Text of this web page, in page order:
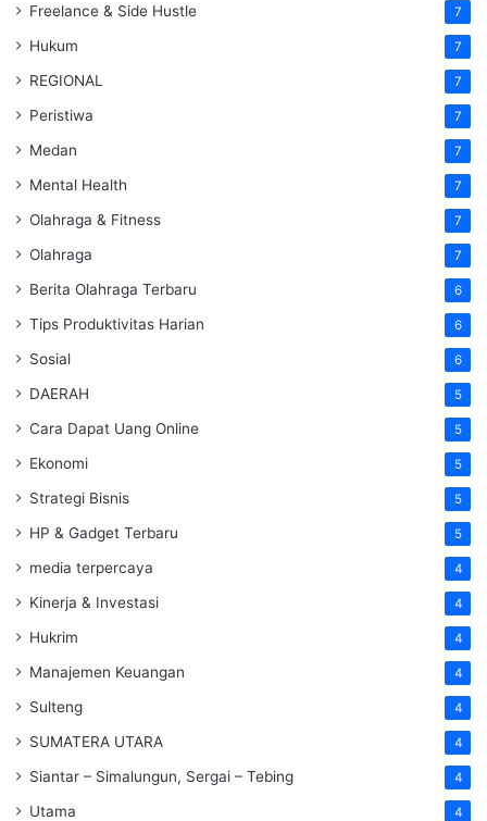
Freelance & Side Hustle 7
Hukum 7
REGIONAL 7
Peristiwa 7
Medan 7
Mental Health 7
Olahraga & Fitness 7
Olahraga 7
Berita Olahraga Terbaru 6
Tips Produktivitas Harian 6
Sosial 6
DAERAH 5
Cara Dapat Uang Online 5
Ekonomi 5
Strategi Bisnis 5
HP & Gadget Terbaru 5
media terpercaya 4
Kinerja & Investasi 4
Hukrim 4
Manajemen Keuangan 4
Sulteng 4
SUMATERA UTARA 4
Siantar – Simalungun, Sergai – Tebing 4
Utama 4